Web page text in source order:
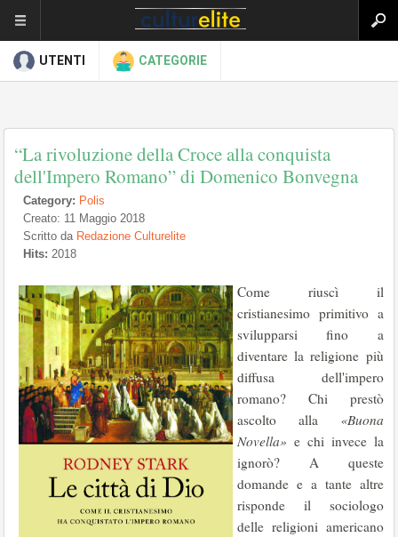
UTENTI CATEGORIE
“La rivoluzione della Croce alla conquista
dell'Impero Romano” di Domenico Bonvegna
Category: Polis
Creato: 11 Maggio 2018
Scritto da Redazione Culturelite
Hits: 2018
Come riuscì il
cristianesimo primitivo a
svilupparsi fino a
diventare la religione più
diffusa dell'impero
romano? Chi prestò
ascolto alla «Buona
Novella» e chi invece la
ignorò? A queste
domande e a tante altre
risponde il sociologo
delle religioni americano